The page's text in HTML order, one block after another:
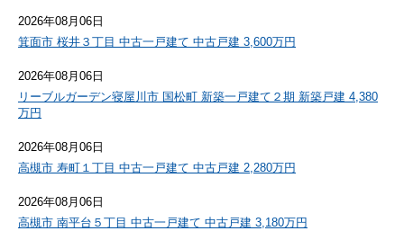
2026年08月06日
箕面市 桜井３丁目 中古一戸建て 中古戸建 3,600万円
2026年08月06日
リーブルガーデン寝屋川市 国松町 新築一戸建て２期 新築戸建 4,380
万円
2026年08月06日
高槻市 寿町１丁目 中古一戸建て 中古戸建 2,280万円
2026年08月06日
高槻市 南平台５丁目 中古一戸建て 中古戸建 3,180万円